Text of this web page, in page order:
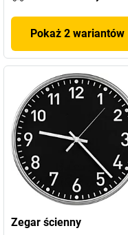
Pokaż 2 wariantów
Zegar ścienny